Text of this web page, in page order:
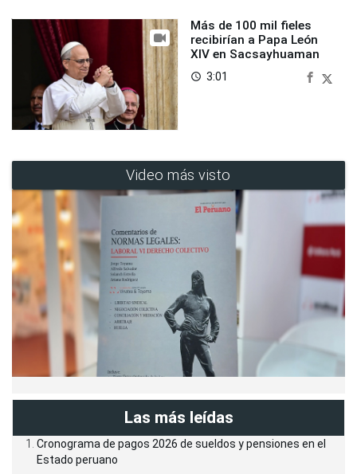
Más de 100 mil fieles
recibirían a Papa León
XIV en Sacsayhuaman
access_time 3:01
Video más visto
Las más leídas
Cronograma de pagos 2026 de sueldos y pensiones en el
Estado peruano